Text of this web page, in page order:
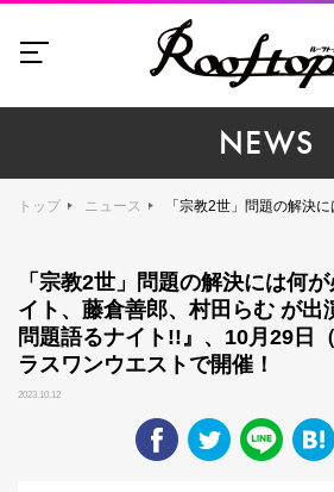
NEWS
トップ ニュース 「宗教2世」問題の解決には何が必要か？ 鈴木エイト、藤倉善郎、村田らむ が出演す
「宗教2世」問題の解決には何
イト、藤倉善郎、村田らむ が出
問題語るナイト!!』、10月29日
ラスワンウエストで開催！
2023.10.12